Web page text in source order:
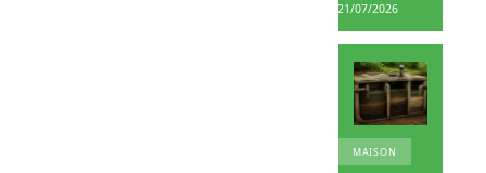
21/07/2026
MAISON